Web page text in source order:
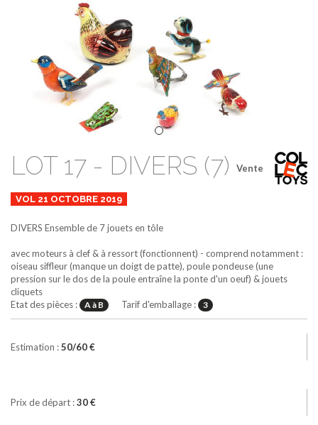
Vente
LOT 17 - DIVERS (7)
VOL 21 OCTOBRE 2019
DIVERS Ensemble de 7 jouets en tôle
avec moteurs à clef & à ressort (fonctionnent) - comprend notamment :
oiseau siffleur (manque un doigt de patte), poule pondeuse (une
pression sur le dos de la poule entraîne la ponte d'un oeuf) & jouets
cliquets
Etat des pièces :
A à B Tarif d'emballage : 3
Estimation :50/60 €
Prix de départ :30 €